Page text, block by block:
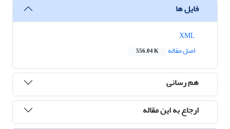
فایل ها
اصل مقاله
556.04 K
هم رسانی
ارجاع به این مقاله